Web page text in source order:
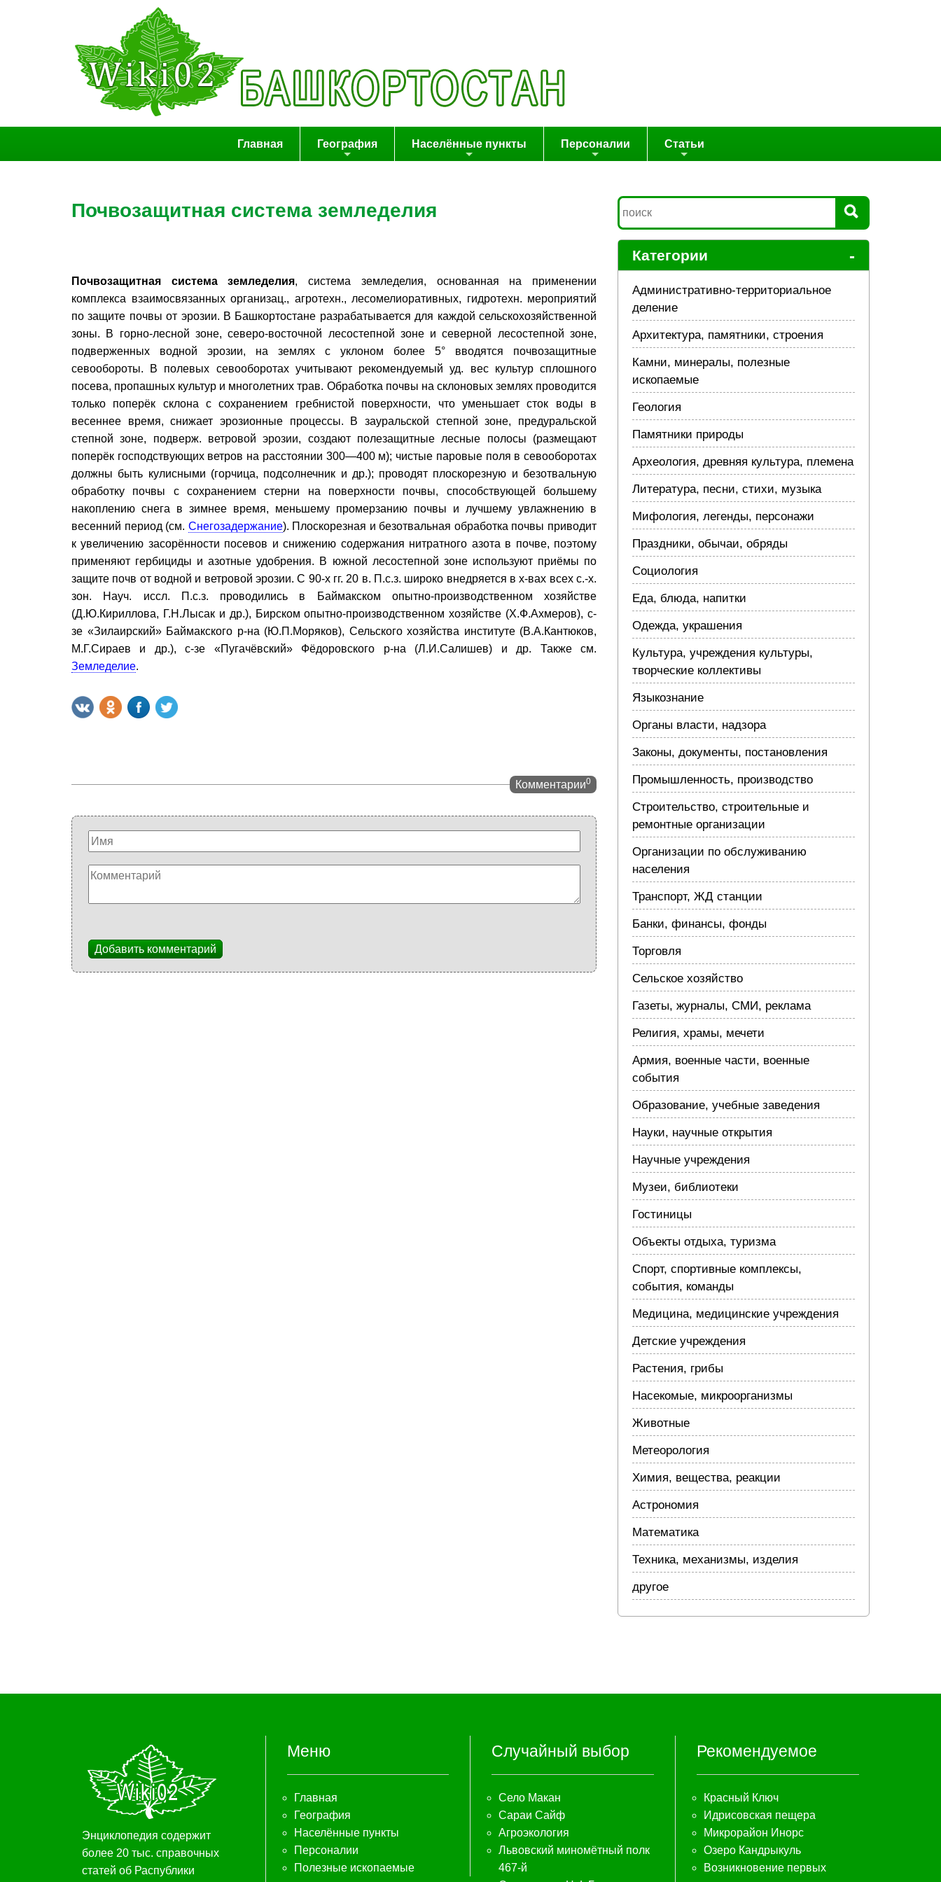
Главная География Населённые пункты Персоналии Статьи
Почвозащитная система земледелия
Почвозащитная система земледелия, система земледелия, основанная на применении
комплекса взаимосвязанных организац., агротехн., лесомелиоративных, гидротехн. мероприятий
по защите почвы от эрозии. В Башкортостане разрабатывается для каждой сельскохозяйственной
зоны. В горно-лесной зоне, северо-восточной лесостепной зоне и северной лесостепной зоне,
подверженных водной эрозии, на землях с уклоном более 5° вводятся почвозащитные
севообороты. В полевых севооборотах учитывают рекомендуемый уд. вес культур сплошного
посева, пропашных культур и многолетних трав. Обработка почвы на склоновых землях проводится
только поперёк склона с сохранением гребнистой поверхности, что уменьшает сток воды в
весеннее время, снижает эрозионные процессы. В зауральской степной зоне, предуральской
степной зоне, подверж. ветровой эрозии, создают полезащитные лесные полосы (размещают
поперёк господствующих ветров на расстоянии 300—400 м); чистые паровые поля в севооборотах
должны быть кулисными (горчица, подсолнечник и др.); проводят плоскорезную и безотвальную
обработку почвы с сохранением стерни на поверхности почвы, способствующей большему
накоплению снега в зимнее время, меньшему промерзанию почвы и лучшему увлажнению в
весенний период (см. Снегозадержание). Плоскорезная и безотвальная обработка почвы приводит
к увеличению засорённости посевов и снижению содержания нитратного азота в почве, поэтому
применяют гербициды и азотные удобрения. В южной лесостепной зоне используют приёмы по
защите почв от водной и ветровой эрозии. С 90-х гг. 20 в. П.с.з. широко внедряется в х-вах всех с.-х.
зон. Науч. иссл. П.с.з. проводились в Баймакском опытно-производственном хозяйстве
(Д.Ю.Кириллова, Г.Н.Лысак и др.), Бирском опытно-производственном хозяйстве (Х.Ф.Ахмеров), с-
зе «Зилаирский» Баймакского р-на (Ю.П.Моряков), Сельского хозяйства институте (В.А.Кантюков,
М.Г.Сираев и др.), с-зе «Пугачёвский» Фёдоровского р-на (Л.И.Салишев) и др. Также см.
Земледелие.
Комментарии0
Добавить комментарий
Категории -
Административно-территориальное
деление
Архитектура, памятники, строения
Камни, минералы, полезные
ископаемые
Геология
Памятники природы
Археология, древняя культура, племена
Литература, песни, стихи, музыка
Мифология, легенды, персонажи
Праздники, обычаи, обряды
Социология
Еда, блюда, напитки
Одежда, украшения
Культура, учреждения культуры,
творческие коллективы
Языкознание
Органы власти, надзора
Законы, документы, постановления
Промышленность, производство
Строительство, строительные и
ремонтные организации
Организации по обслуживанию
населения
Транспорт, ЖД станции
Банки, финансы, фонды
Торговля
Сельское хозяйство
Газеты, журналы, СМИ, реклама
Религия, храмы, мечети
Армия, военные части, военные
события
Образование, учебные заведения
Науки, научные открытия
Научные учреждения
Музеи, библиотеки
Гостиницы
Объекты отдыха, туризма
Спорт, спортивные комплексы,
события, команды
Медицина, медицинские учреждения
Детские учреждения
Растения, грибы
Насекомые, микроорганизмы
Животные
Метеорология
Химия, вещества, реакции
Астрономия
Математика
Техника, механизмы, изделия
другое
Энциклопедия содержит
более 20 тыс. справочных
статей об Распублики
Меню
Главная
География
Населённые пункты
Персоналии
Полезные ископаемые
Случайный выбор
Село Макан
Сараи Сайф
Агроэкология
Львовский миномётный полк
467-й
Рекомендуемое
Красный Ключ
Идрисовская пещера
Микрорайон Инорс
Озеро Кандрыкуль
Возникновение первых